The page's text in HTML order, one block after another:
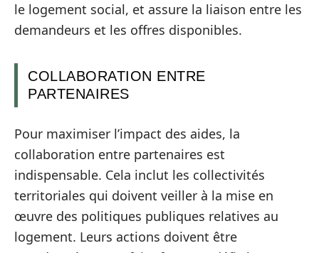
le logement social, et assure la liaison entre les
demandeurs et les offres disponibles.
COLLABORATION ENTRE
PARTENAIRES
Pour maximiser l’impact des aides, la
collaboration entre partenaires est
indispensable. Cela inclut les collectivités
territoriales qui doivent veiller à la mise en
œuvre des politiques publiques relatives au
logement. Leurs actions doivent être